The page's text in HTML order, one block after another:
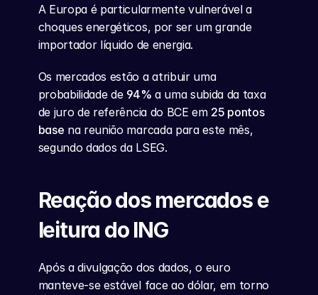
A Europa é particularmente vulnerável a
choques energéticos, por ser um grande
importador líquido de energia.
Os mercados estão a atribuir uma
probabilidade de 94% a uma subida da taxa
de juro de referência do BCE em 25 pontos
base na reunião marcada para este mês,
segundo dados da LSEG.
Reação dos mercados e
leitura do ING
Após a divulgação dos dados, o euro
manteve-se estável face ao dólar, em torno